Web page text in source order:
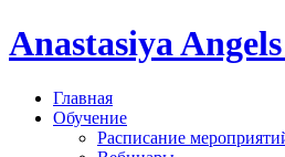
Anastasiya
Главная
Обучение
Расписание